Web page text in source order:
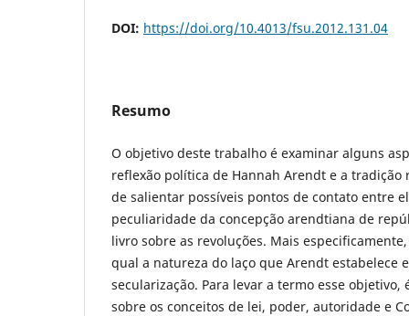
DOI: https://doi.org/10.4013/fsu.2012.131.04
Resumo
O objetivo deste trabalho é examinar alguns
reflexão política de Hannah Arendt e a tradição
de salientar possíveis pontos de contato entre
peculiaridade da concepção arendtiana de
livro sobre as revoluções. Mais
qual a natureza do laço que Arendt estabelece
secularização. Para levar a termo esse
sobre os conceitos de lei, poder, autoridade e